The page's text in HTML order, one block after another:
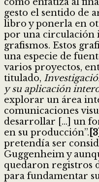
gesto el sentido de
libro y ponerla en
por una circulación
grafismos. Estos
una especie de
varios proyectos,
titulado,
y su aplicación
explorar un área
comunicaciones
desarrollar […] un
en su producción”. [3]
pretendía ser
Guggenheim y
quedaron registros
para fundamentar